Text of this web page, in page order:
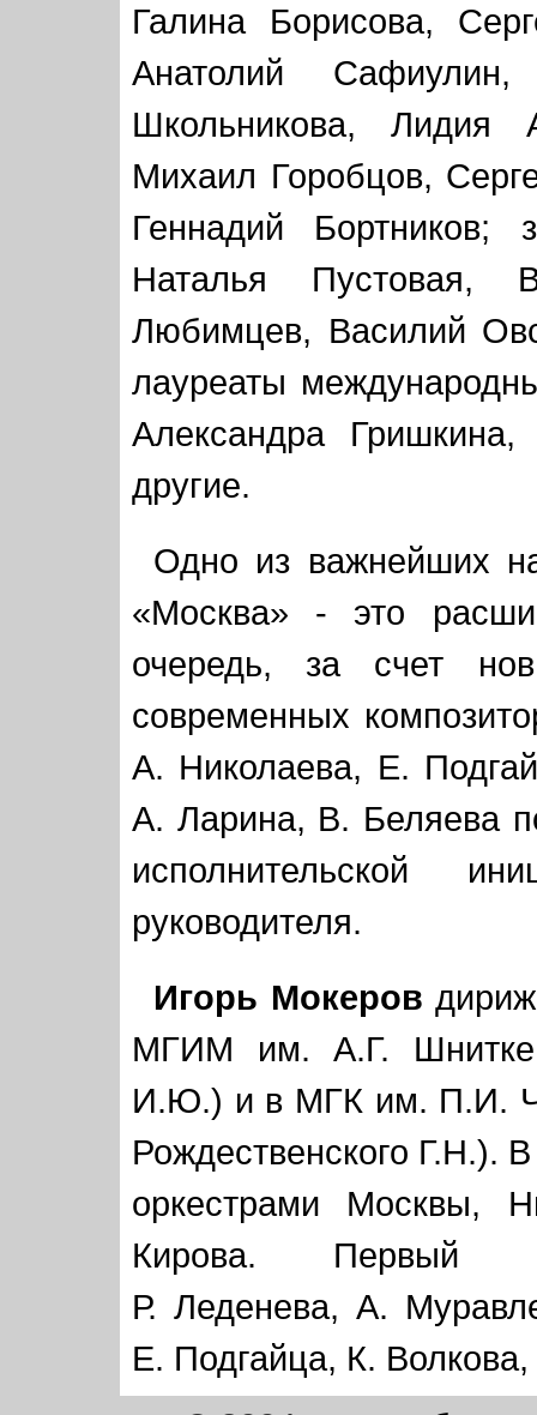
Галина Борисова,
Анатолий
Школьникова, Лидия
Михаил Горобцов,
Геннадий Бортников;
Наталья Пустовая,
Любимцев, Василий
лауреаты
Александра
другие.
Одно из важнейших
«Москва» - это
очередь, за счет
современных
А. Николаева, Е.
А. Ларина, В. Беляева
исполнительской
руководителя.
Игорь Мокеров
МГИМ им. А.Г. Шнитке
И.Ю.) и в МГК им. П.И.
Рождественского Г.Н.).
оркестрами Москвы,
Кирова. Первый
Р. Леденева, А.
Е. Подгайца, К.